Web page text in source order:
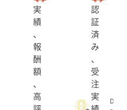
実
績
、
報
酬
額
、
高
認
証
済
み
、
受
注
実
D